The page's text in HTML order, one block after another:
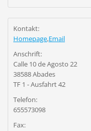
Kontakt:
Homepage,Email
Anschrift:
Calle 10 de Agosto 22
38588 Abades
TF 1 - Ausfahrt 42
Telefon:
655573098
Fax: